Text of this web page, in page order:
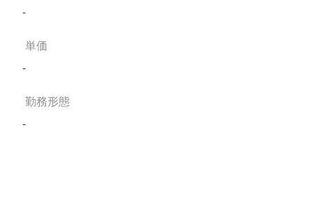
-
単価
-
勤務形態
-